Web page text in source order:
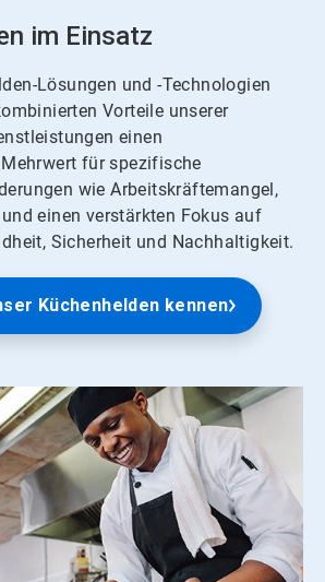
im Einsatz
Lösungen und -Technologien
Vorteile unserer
einen
für spezifische
wie Arbeitskräftemangel,
einen verstärkten Fokus auf
Sicherheit und Nachhaltigkeit.
Küchenhelden kennen